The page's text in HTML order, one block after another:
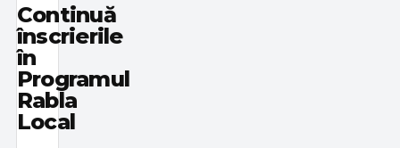
Continuă
înscrierile
în
Programul
Rabla
Local